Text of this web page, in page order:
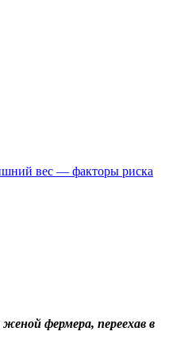
вес — факторы риска
фермера, переехав в